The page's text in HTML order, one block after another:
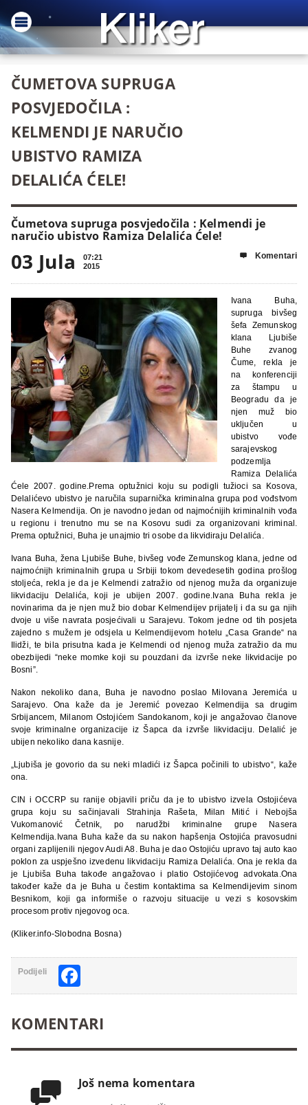
ČUMETOVA SUPRUGA
POSVJEDOČILA :
KELMENDI JE NARUČIO
UBISTVO RAMIZA
DELALIĆA ĆELE!
Čumetova supruga posvjedočila : Kelmendi je
naručio ubistvo Ramiza Delalića Ćele!
03 Jula
07:21
2015
 Komentari
Ivana Buha,
supruga bivšeg
šefa Zemunskog
klana Ljubiše
Buhe zvanog
Čume, rekla je
na konferenciji
za štampu u
Beogradu da je
njen muž bio
uključen u
ubistvo vođe
sarajevskog
podzemlja
Ramiza Delalića
Ćele 2007. godine.Prema optužnici koju su podigli tužioci sa Kosova,
Delalićevo ubistvo je naručila suparnička kriminalna grupa pod vođstvom
Nasera Kelmendija. On je navodno jedan od najmoćnijih kriminalnih vođa
u regionu i trenutno mu se na Kosovu sudi za organizovani kriminal.
Prema optužnici, Buha je unajmio tri osobe da likvidiraju Delalića.
Ivana Buha, žena Ljubiše Buhe, bivšeg vođe Zemunskog klana, jedne od
najmoćnijh kriminalnih grupa u Srbiji tokom devedesetih godina prošlog
stoljeća, rekla je da je Kelmendi zatražio od njenog muža da organizuje
likvidaciju Delalića, koji je ubijen 2007. godine.Ivana Buha rekla je
novinarima da je njen muž bio dobar Kelmendijev prijatelj i da su ga njih
dvoje u više navrata posjećivali u Sarajevu. Tokom jedne od tih posjeta
zajedno s mužem je odsjela u Kelmendijevom hotelu „Casa Grande“ na
Ilidži, te bila prisutna kada je Kelmendi od njenog muža zatražio da mu
obezbijedi “neke momke koji su pouzdani da izvrše neke likvidacije po
Bosni”.
Nakon nekoliko dana, Buha je navodno poslao Milovana Jeremića u
Sarajevo. Ona kaže da je Jeremić povezao Kelmendija sa drugim
Srbijancem, Milanom Ostojićem Sandokanom, koji je angažovao članove
svoje kriminalne organizacije iz Šapca da izvrše likvidaciju. Delalić je
ubijen nekoliko dana kasnije.
„Ljubiša je govorio da su neki mladići iz Šapca počinili to ubistvo“, kaže
ona.
CIN i OCCRP su ranije objavili priču da je to ubistvo izvela Ostojićeva
grupa koju su sačinjavali Strahinja Rašeta, Milan Mitić i Nebojša
Vukomanović Četnik, po narudžbi kriminalne grupe Nasera
Kelmendija.Ivana Buha kaže da su nakon hapšenja Ostojića pravosudni
organi zaplijenili njegov Audi A8. Buha je dao Ostojiću upravo taj auto kao
poklon za uspješno izvedenu likvidaciju Ramiza Delalića. Ona je rekla da
je Ljubiša Buha takođe angažovao i platio Ostojićevog advokata.Ona
također kaže da je Buha u čestim kontaktima sa Kelmendijevim sinom
Besnikom, koji ga informiše o razvoju situacije u vezi s kosovskim
procesom protiv njegovog oca.
(Kliker.info-Slobodna Bosna)
Podijeli
KOMENTARI
 Još nema komentara